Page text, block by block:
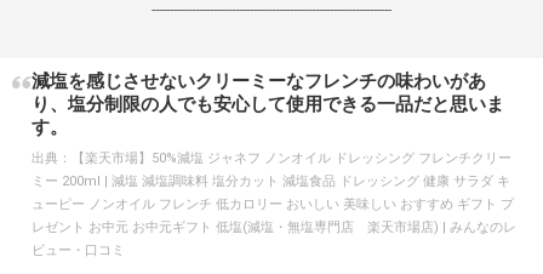
------------------------------------------------------------------
減塩を感じさせないクリーミーなフレンチの味わいがあ
り、塩分制限の人でも安心して使用できる一品だと思いま
す。
出典：
【楽天市場】50%減塩 ジャネフ ノンオイル ドレッシング フレンチクリー
ミー 200ml | 減塩 減塩調味料 塩分カット 減塩食品 ドレッシング 健康 サラダ キ
ューピー ノンオイル フレンチ 低カロリー おいしい 美味しい おすすめ ギフト プ
レゼント お中元 お中元ギフト 低塩(減塩・無塩専門店 楽天市場店) | みんなのレ
ビュー・口コミ